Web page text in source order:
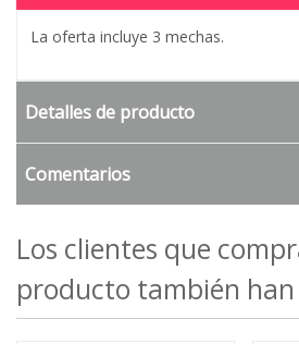
La oferta incluye 3 mechas.
Detalles de producto
Comentarios
Los clientes que
producto también